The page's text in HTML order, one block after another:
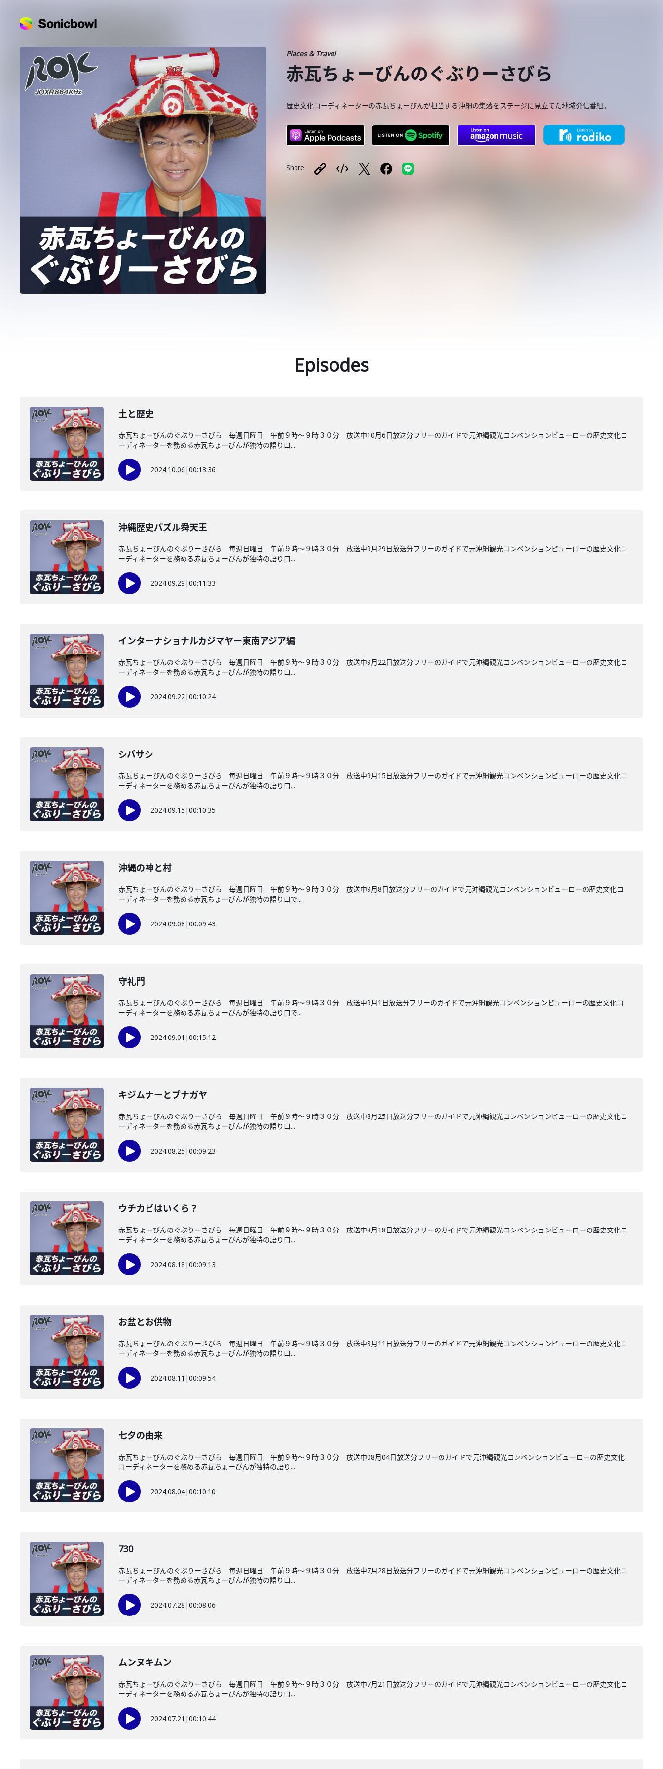
Places & Travel
赤瓦ちょーびんのぐぶりーさびら
歴史文化コーディネーターの赤瓦ちょーびんが担当する沖縄の集落をステージに見立てた地域発信番組。
Share
Episodes
土と歴史
赤瓦ちょーびんのぐぶりーさびら 毎週日曜日 午前９時～９時３０分 放送中10月6日放送分フリーのガイドで元沖縄観光コンベンションビューローの歴史文化コ
ーディネーターを務める赤瓦ちょーびんが独特の語り口...
2024.10.06 |00:13:36
沖縄歴史パズル舜天王
赤瓦ちょーびんのぐぶりーさびら 毎週日曜日 午前９時～９時３０分 放送中9月29日放送分フリーのガイドで元沖縄観光コンベンションビューローの歴史文化コ
ーディネーターを務める赤瓦ちょーびんが独特の語り口...
2024.09.29 |00:11:33
インターナショナルカジマヤー東南アジア編
赤瓦ちょーびんのぐぶりーさびら 毎週日曜日 午前９時～９時３０分 放送中9月22日放送分フリーのガイドで元沖縄観光コンベンションビューローの歴史文化コ
ーディネーターを務める赤瓦ちょーびんが独特の語り口...
2024.09.22|00:10:24
シバサシ
赤瓦ちょーびんのぐぶりーさびら 毎週日曜日 午前９時～９時３０分 放送中9月15日放送分フリーのガイドで元沖縄観光コンベンションビューローの歴史文化コ
ーディネーターを務める赤瓦ちょーびんが独特の語り口...
2024.09.15 |00:10:35
沖縄の神と村
赤瓦ちょーびんのぐぶりーさびら 毎週日曜日 午前９時～９時３０分 放送中9月8日放送分フリーのガイドで元沖縄観光コンベンションビューローの歴史文化コ
ーディネーターを務める赤瓦ちょーびんが独特の語り口で...
2024.09.08 |00:09:43
守礼門
赤瓦ちょーびんのぐぶりーさびら 毎週日曜日 午前９時～９時３０分 放送中9月1日放送分フリーのガイドで元沖縄観光コンベンションビューローの歴史文化コ
ーディネーターを務める赤瓦ちょーびんが独特の語り口で...
2024.09.01 |00:15:12
キジムナーとブナガヤ
赤瓦ちょーびんのぐぶりーさびら 毎週日曜日 午前９時～９時３０分 放送中8月25日放送分フリーのガイドで元沖縄観光コンベンションビューローの歴史文化コ
ーディネーターを務める赤瓦ちょーびんが独特の語り口...
2024.08.25 |00:09:23
ウチカビはいくら？
赤瓦ちょーびんのぐぶりーさびら 毎週日曜日 午前９時～９時３０分 放送中8月18日放送分フリーのガイドで元沖縄観光コンベンションビューローの歴史文化コ
ーディネーターを務める赤瓦ちょーびんが独特の語り口...
2024.08.18 |00:09:13
お盆とお供物
赤瓦ちょーびんのぐぶりーさびら 毎週日曜日 午前９時～９時３０分 放送中8月11日放送分フリーのガイドで元沖縄観光コンベンションビューローの歴史文化コ
ーディネーターを務める赤瓦ちょーびんが独特の語り口...
2024.08.11 |00:09:54
七夕の由来
赤瓦ちょーびんのぐぶりーさびら 毎週日曜日 午前９時～９時３０分 放送中08月04日放送分フリーのガイドで元沖縄観光コンベンションビューローの歴史文化
コーディネーターを務める赤瓦ちょーびんが独特の語り...
2024.08.04|00:10:10
730
赤瓦ちょーびんのぐぶりーさびら 毎週日曜日 午前９時～９時３０分 放送中7月28日放送分フリーのガイドで元沖縄観光コンベンションビューローの歴史文化コ
ーディネーターを務める赤瓦ちょーびんが独特の語り口...
2024.07.28 |00:08:06
ムンヌキムン
赤瓦ちょーびんのぐぶりーさびら 毎週日曜日 午前９時～９時３０分 放送中7月21日放送分フリーのガイドで元沖縄観光コンベンションビューローの歴史文化コ
ーディネーターを務める赤瓦ちょーびんが独特の語り口...
2024.07.21 |00:10:44